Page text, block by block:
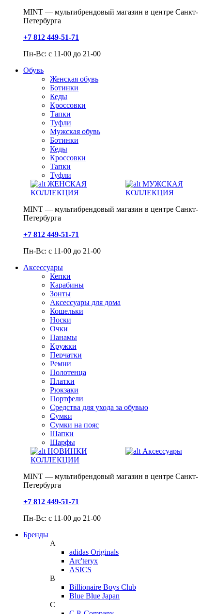
MINT — мультибрендовый магазин в центре Санкт-
Петербурга
+7 812 449-51-71
Пн-Вс: с 11-00 до 21-00
Обувь
Женская обувь
Ботинки
Кеды
Кроссовки
Тапки
Туфли
Мужская обувь
Ботинки
Кеды
Кроссовки
Тапки
Туфли
ЖЕНСКАЯ
КОЛЛЕКЦИЯ
МУЖСКАЯ
КОЛЛЕКЦИЯ
MINT — мультибрендовый магазин в центре Санкт-
Петербурга
+7 812 449-51-71
Пн-Вс: с 11-00 до 21-00
Аксессуары
Кепки
Карабины
Зонты
Аксессуары для дома
Кошельки
Носки
Очки
Панамы
Кружки
Перчатки
Ремни
Полотенца
Платки
Рюкзаки
Портфели
Средства для ухода за обувью
Сумки
Сумки на пояс
Шапки
Шарфы
НОВИНКИ
КОЛЛЕКЦИИ
Аксессуары
MINT — мультибрендовый магазин в центре Санкт-
Петербурга
+7 812 449-51-71
Пн-Вс: с 11-00 до 21-00
Бренды
A
adidas Originals
Arc'teryx
ASICS
B
Billionaire Boys Club
Blue Blue Japan
C